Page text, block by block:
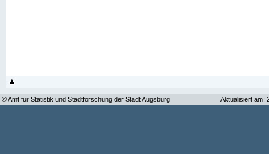
© Amt für Statistik und Stadtforschung der Stadt Augsburg Aktualisiert am: